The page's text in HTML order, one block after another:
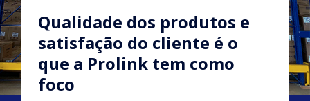
Qualidade dos produtos e
satisfação do cliente é o
que a Prolink tem como
foco